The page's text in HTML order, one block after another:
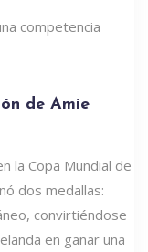
de Amie
la Copa Mundial de
dos medallas:
convirtiéndose
en ganar una